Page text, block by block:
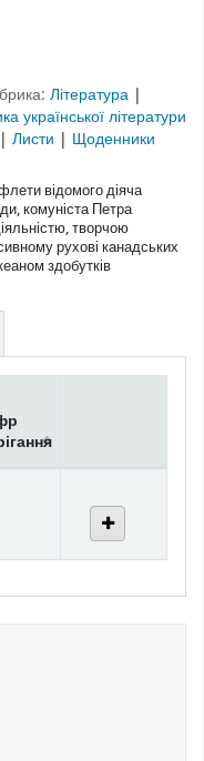
Література |
української літератури
| Листи | Щоденники
відомого діяча
комуніста Петра
творчою
рухові канадських
здобутків